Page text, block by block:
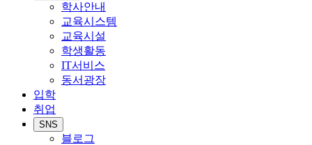
학사안내
교육시스템
교육시설
학생활동
IT서비스
동서광장
입학
취업
SNS
블로그